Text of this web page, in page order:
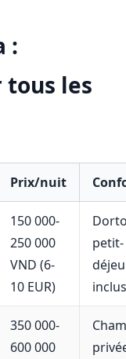
:
les
Prix/nuit
150 000-
250 000
VND (6-
10 EUR)
petit-
inclus
350 000-
600 000